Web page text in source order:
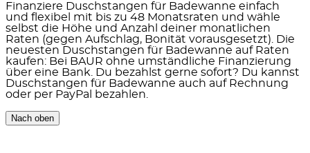
Finanziere Duschstangen für Badewanne einfach
und flexibel mit bis zu 48 Monatsraten und wähle
selbst die Höhe und Anzahl deiner monatlichen
Raten (gegen Aufschlag, Bonität vorausgesetzt). Die
neuesten Duschstangen für Badewanne auf Raten
kaufen: Bei BAUR ohne umständliche Finanzierung
über eine Bank. Du bezahlst gerne sofort? Du kannst
Duschstangen für Badewanne auch auf Rechnung
oder per PayPal bezahlen.
Nach oben